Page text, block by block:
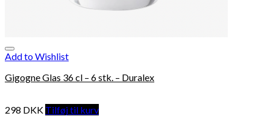
Add to Wishlist
Gigogne Glas 36 cl – 6 stk. – Duralex
298 DKK Tilføj til kurv